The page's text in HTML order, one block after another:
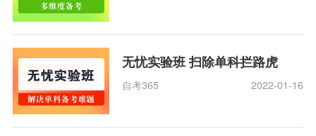
无忧实验班 扫除单科拦路虎
自考365 2022-01-16